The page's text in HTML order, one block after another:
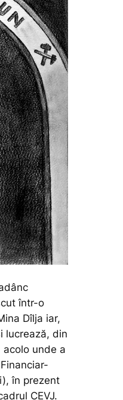
într-o
Dîlja iar,
lucrează, din
acolo unde a
în prezent
CEVJ.